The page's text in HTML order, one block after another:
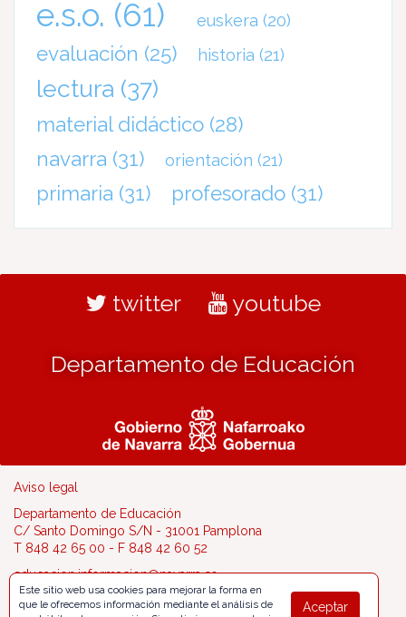
e.s.o. (61) euskera (20)
evaluación (25) historia (21)
lectura (37)
material didáctico (28)
navarra (31) orientación (21)
primaria (31) profesorado (31)
twitter youtube
Departamento de Educación
Aviso legal
Departamento de Educación
C/ Santo Domingo S/N - 31001 Pamplona
T 848 42 65 00 - F 848 42 60 52
educacion.informacion@navarra.es
Aceptar
Este sitio web usa cookies para mejorar la forma en
que le ofrecemos información mediante el análisis de